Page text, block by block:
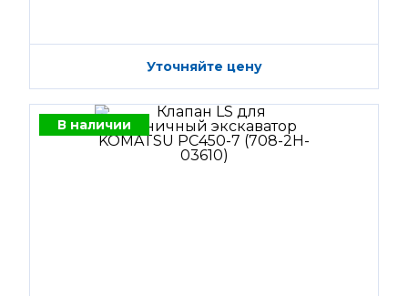
Уточняйте цену
В наличии